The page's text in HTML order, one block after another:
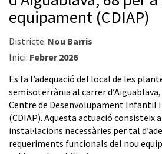
equipament (CDIAP)
Districte: Nou Barris
Inici: Febrer 2026
Es fa l’adequació del local de les
semisoterrània al carrer
Centre de Desenvolupament Infantil
(CDIAP). Aquesta actuació consisteix
instal·lacions necessàries per tal
requeriments funcionals del nou